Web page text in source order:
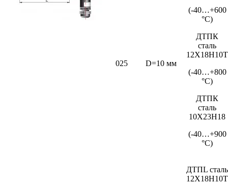
025 D=10 мм
(-40…+600
°С)
ДТПК
сталь
12Х18Н10Т
(-40…+800
°С)
ДТПК
сталь
10Х23Н18
(-40…+900
°С)
ДТПL сталь
12Х18Н10Т